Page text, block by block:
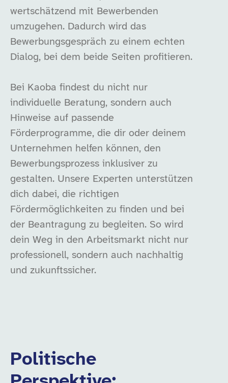
wertschätzend mit Bewerbenden
umzugehen. Dadurch wird das
Bewerbungsgespräch zu einem echten
Dialog, bei dem beide Seiten profitieren.
Bei Kaoba findest du nicht nur
individuelle Beratung, sondern auch
Hinweise auf passende
Förderprogramme, die dir oder deinem
Unternehmen helfen können, den
Bewerbungsprozess inklusiver zu
gestalten. Unsere Experten unterstützen
dich dabei, die richtigen
Fördermöglichkeiten zu finden und bei
der Beantragung zu begleiten. So wird
dein Weg in den Arbeitsmarkt nicht nur
professionell, sondern auch nachhaltig
und zukunftssicher.
Politische